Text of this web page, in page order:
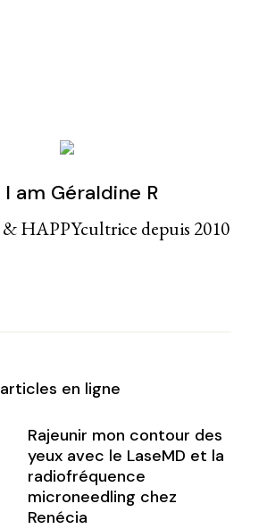
I am Géraldine R
HAPPYcultrice depuis 2010
en ligne
Rajeunir mon contour des
yeux avec le LaseMD et la
radiofréquence
microneedling chez
Renécia